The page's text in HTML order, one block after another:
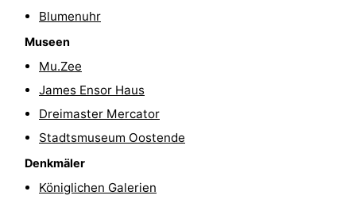
Zentren
Dörfer
Städte
Sport
Schwimmbader
Blumenuhr
Museen
Mu.Zee
James Ensor Haus
Dreimaster Mercator
Stadtsmuseum Oostende
Denkmäler
Königlichen Galerien